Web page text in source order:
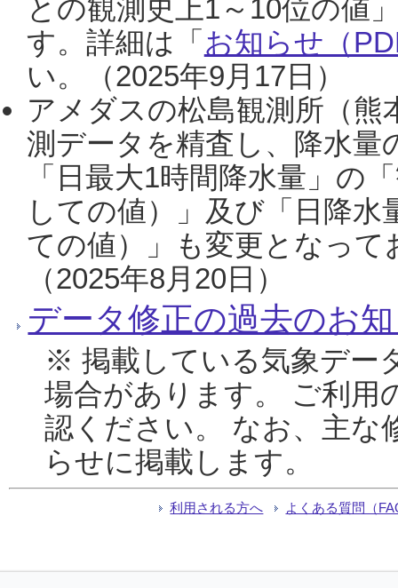
との観測史上1～10位の値
す。詳細は「 お知らせ（
い。（2025年9月17日）
アメダスの松島観測所（熊
測データを精査し、降水
「日最大1時間降水量」の
しての値）」及び「日降
ての値）」も変更となっ
（2025年8月20日）
データ修正の過去のお
※ 掲載している気象デー
場合があります。 ご利用
認ください。 なお、主な
らせに掲載します。
利用される方へ よくある質問（